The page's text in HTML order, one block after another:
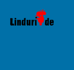
Inhalt
Linduri.de